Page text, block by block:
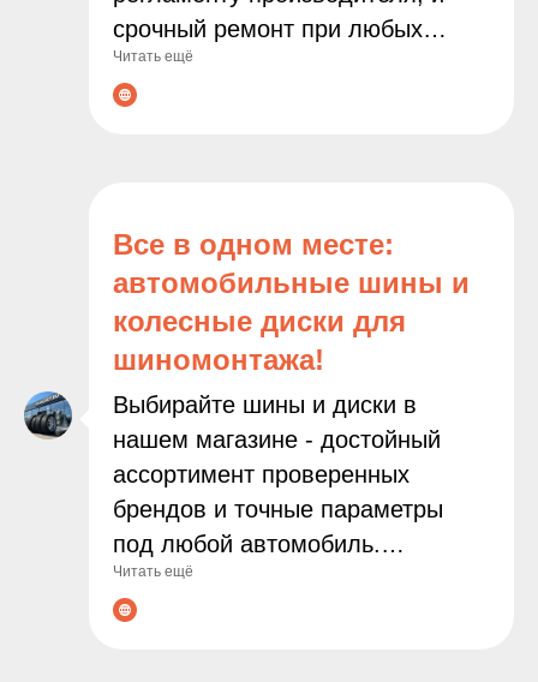
срочный ремонт при любых
неполадках. Современное
оборудование и опытные
ваш автомобиль будет служить
дольше, а поездки останутся
Читать ещё
Все в одном месте:
автомобильные шины и
колесные диски для
шиномонтажа!
Выбирайте шины и диски в
нашем магазине - достойный
ассортимент проверенных
брендов и точные параметры
под любой автомобиль.
Гарантируем оригинальные
товары, выгодные цены и
Читать ещё